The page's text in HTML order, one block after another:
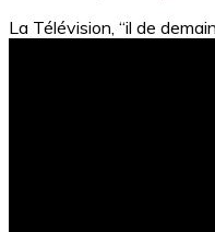
La Télévision, “il de